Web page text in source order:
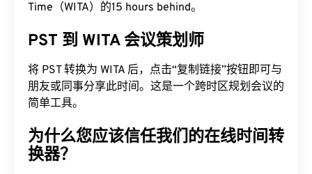
Time（WITA）的15 hours behind。
PST 到 WITA 会议策划师
将 PST 转换为 WITA 后，点击“复制链接”按钮即可与
朋友或同事分享此时间。这是一个跨时区规划会议的
简单工具。
为什么您应该信任我们的在线时间转
换器？